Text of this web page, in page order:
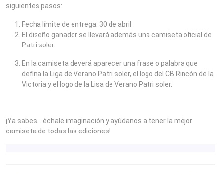
siguientes pasos:
Fecha límite de entrega: 30 de abril
El diseño ganador se llevará además una camiseta oficial de
Patri soler.
En la camiseta deverá aparecer una frase o palabra que
defina la Liga de Verano Patri soler, el logo del CB Rincón de la
Victoria y el logo de la Lisa de Verano Patri soler.
¡Ya sabes… échale imaginación y ayúdanos a tener la mejor
camiseta de todas las ediciones!